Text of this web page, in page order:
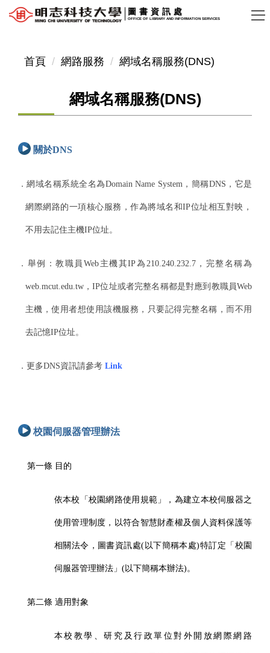
跳
圖書資訊處
OFFICE OF LIBRARY AND INFORMATION SERVICES
首頁 網路服務 網域名稱服務(DNS)
網域名稱服務(DNS)
關於DNS
．網域名稱系統全名為Domain Name System，簡稱DNS，它是
網際網路的一項核心服務，作為將域名和IP位址相互對映，
不用去記住主機IP位址。
．舉例：教職員Web主機其IP為210.240.232.7，完整名稱為
web.mcut.edu.tw，IP位址或者完整名稱都是對應到教職員Web
主機，使用者想使用該機服務，只要記得完整名稱，而不用
去記憶IP位址。
．更多DNS資訊請參考 Link
校園伺服器管理辦法
第一條 目的
依本校「校園網路使用規範」，為建立本校伺服器之
使用管理制度，以符合智慧財產權及個人資料保護等
相關法令，圖書資訊處( 以下簡稱本處)特訂定「校園
伺服器管理辦法」 (以下簡稱本辦法) 。
第二條 適用對象
本校教學、研究及行政單位對外開放網際網路